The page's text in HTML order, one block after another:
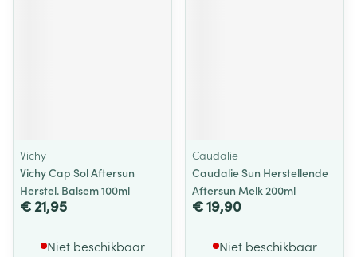
Vichy
Vichy Cap Sol Aftersun
Herstel. Balsem 100ml
€ 21,95
Niet beschikbaar
Caudalie
Caudalie Sun Herstellende
Aftersun Melk 200ml
€ 19,90
Niet beschikbaar